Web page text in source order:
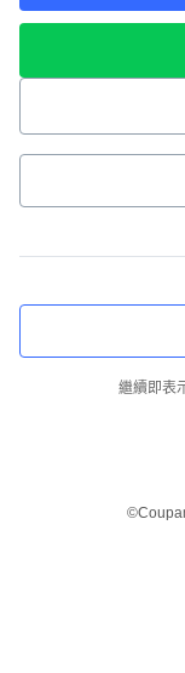
繼續即表